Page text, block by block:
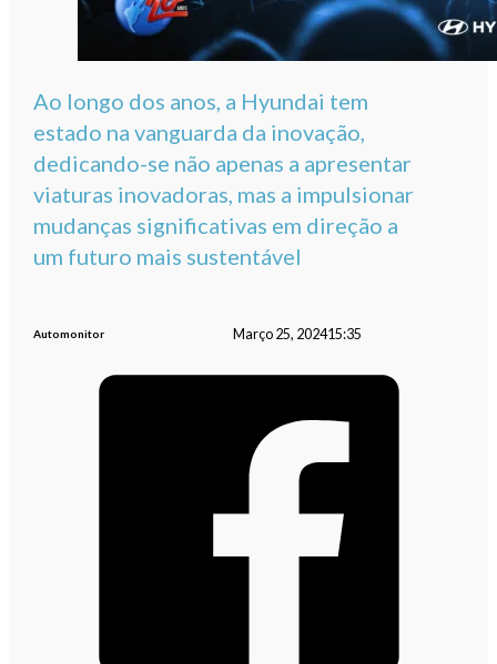
Ao longo dos anos, a Hyundai tem
estado na vanguarda da inovação,
dedicando-se não apenas a apresentar
viaturas inovadoras, mas a impulsionar
mudanças significativas em direção a
um futuro mais sustentável
Automonitor Março 25, 202415:35